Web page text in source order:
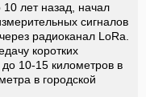
лет назад, начал
сигналов
радиоканал LoRa.
коротких
10-15 километров в
в городской